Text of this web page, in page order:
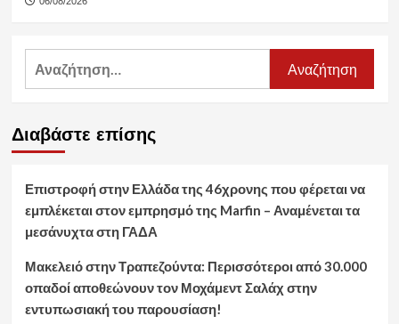
Αναζήτηση
Διαβάστε επίσης
Επιστροφή στην Ελλάδα της 46χρονης που φέρεται να
εμπλέκεται στον εμπρησμό της Marfin – Αναμένεται τα
μεσάνυχτα στη ΓΑΔΑ
Μακελειό στην Τραπεζούντα: Περισσότεροι από 30.000
οπαδοί αποθεώνουν τον Μοχάμεντ Σαλάχ στην
εντυπωσιακή του παρουσίαση!